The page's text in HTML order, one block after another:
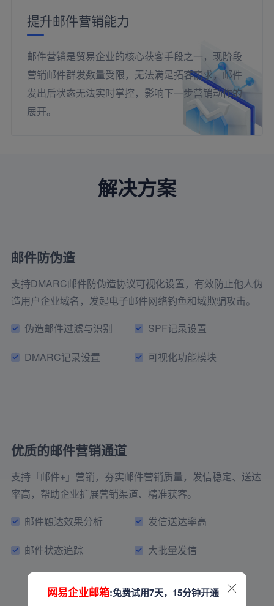
提升邮件营销能力
邮件营销是贸易企业的核心获客手段之一，现阶段
营销邮件群发数量受限，无法满足拓客需求，邮件
发出后状态无法实时掌控，影响下一步营销动作的
展开。
解决方案
邮件防伪造
支持DMARC邮件防伪造协议可视化设置，有效防止他人伪
造用户企业域名，发起电子邮件网络钓鱼和域欺骗攻击。
伪造邮件过滤与识别
SPF记录设置
DMARC记录设置 可视化功能模块
优质的邮件营销通道
支持「邮件+」营销，夯实邮件营销质量，发信稳定、送达
率高，帮助企业扩展营销渠道、精准获客。
邮件触达效果分析
发信送达率高
邮件状态追踪 大批量发信
网易企业邮箱:免费试用7天，15分钟开通